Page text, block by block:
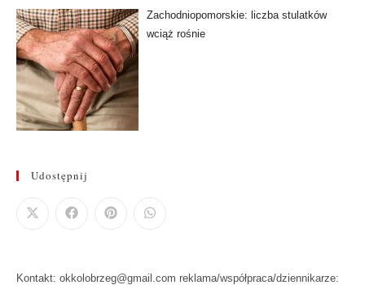
Zachodniopomorskie: liczba stulatków
wciąż rośnie
Udostępnij
Kontakt: okkolobrzeg@gmail.com reklama/współpraca/dziennikarze: